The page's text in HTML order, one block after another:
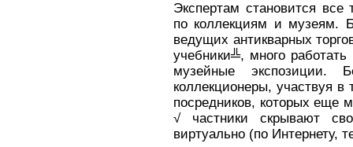
Экспертам становится
по коллекциям и музеям.
ведущих антикварных
учебники╩, много
музейные
коллекционеры, участвуя
посредников, которых еще
√ частники скрывают
виртуально (по Интернету,